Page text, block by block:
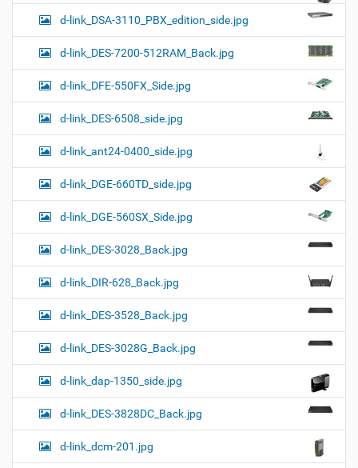
d-link_DSA-3110_PBX_edition_side.jpg
d-link_DES-7200-512RAM_Back.jpg
d-link_DFE-550FX_Side.jpg
d-link_DES-6508_side.jpg
d-link_ant24-0400_side.jpg
d-link_DGE-660TD_side.jpg
d-link_DGE-560SX_Side.jpg
d-link_DES-3028_Back.jpg
d-link_DIR-628_Back.jpg
d-link_DES-3528_Back.jpg
d-link_DES-3028G_Back.jpg
d-link_dap-1350_side.jpg
d-link_DES-3828DC_Back.jpg
d-link_dcm-201.jpg